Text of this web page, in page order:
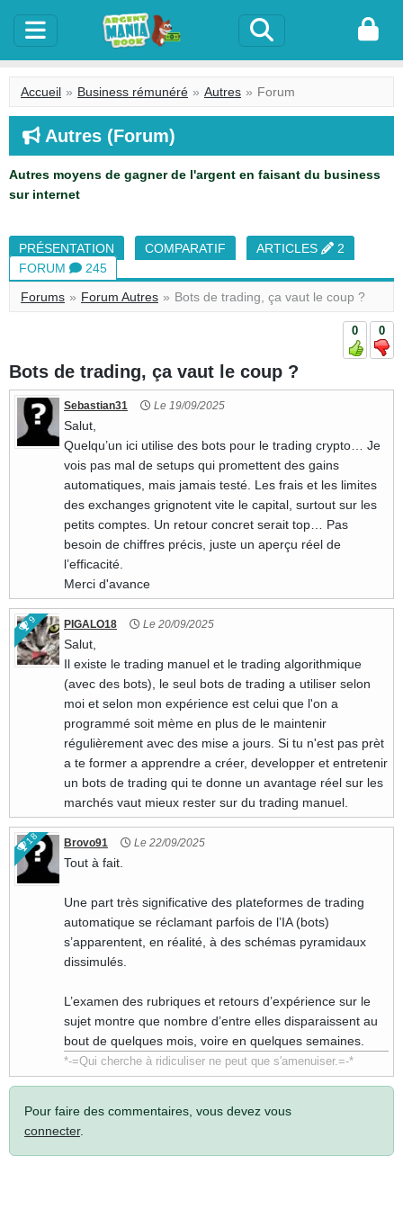
Accueil Business rémunéré Autres Forum
Autres (Forum)
Autres moyens de gagner de l'argent en faisant du business
sur internet
PRÉSENTATION COMPARATIF ARTICLES
2
FORUM
245
Forums
Forum Autres Bots de trading, ça vaut le coup ?
0 0
Bots de trading, ça vaut le coup ?
Sebastian31 Le 19/09/2025
Salut,
Quelqu’un ici utilise des bots pour le trading crypto… Je
vois pas mal de setups qui promettent des gains
automatiques, mais jamais testé. Les frais et les limites
des exchanges grignotent vite le capital, surtout sur les
petits comptes. Un retour concret serait top… Pas
besoin de chiffres précis, juste un aperçu réel de
l’efficacité.
Merci d'avance
9 PIGALO18 Le 20/09/2025
Salut,
Il existe le trading manuel et le trading algorithmique
(avec des bots), le seul bots de trading a utiliser selon
moi et selon mon expérience est celui que l'on a
programmé soit mème en plus de le maintenir
régulièrement avec des mise a jours. Si tu n'est pas prèt
a te former a apprendre a créer, developper et entretenir
un bots de trading qui te donne un avantage réel sur les
marchés vaut mieux rester sur du trading manuel.
18 Brovo91 Le 22/09/2025
Tout à fait.
Une part très significative des plateformes de trading
automatique se réclamant parfois de l’IA (bots)
s’apparentent, en réalité, à des schémas pyramidaux
dissimulés.
L’examen des rubriques et retours d’expérience sur le
sujet montre que nombre d’entre elles disparaissent au
bout de quelques mois, voire en quelques semaines.
*-=Qui cherche à ridiculiser ne peut que s'amenuiser.=-*
Pour faire des commentaires, vous devez vous
connecter.